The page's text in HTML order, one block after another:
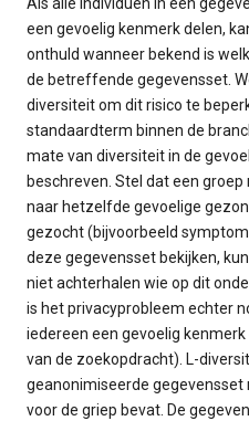
Als alle individuen in een
een gevoelig kenmerk delen,
onthuld wanneer bekend is
de betreffende gegevensset.
diversiteit om dit risico te
standaardterm binnen de
mate van diversiteit in de
beschreven. Stel dat een
naar hetzelfde gevoelige
gezocht (bijvoorbeeld
deze gegevensset bekijken,
niet achterhalen wie op dit
is het privacyprobleem echter
iedereen een gevoelig
van de zoekopdracht). L-
geanonimiseerde
voor de griep bevat. De